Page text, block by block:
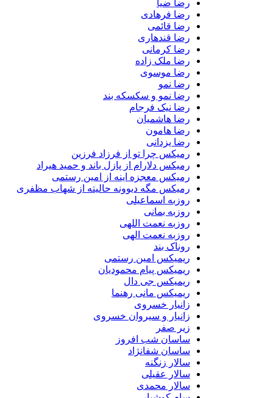
رضا ضیا
رضا فرهادی
رضا قائمی
رضا قندهاری
رضا کرمانی
رضا ملک زاده
رضا موسوی
رضا نمو
رضا نمو و سکسکه بند
رضا نیک فرجام
رضا هاشمیان
رضا هامون
رضا یزدانی
رمیکس چرا تو از فرزاد فرزین
رمیکس دلارام از پازل باند و حمید هیراد
رمیکس معجزه اینه از امین رستمی
رمیکس مگه دیوونه حالیته از شهاب مظفری
روزبه اسماعیلی
روزبه بمانی
روزبه نعمت اللهی
روزبه نعمت الهی
روناک بند
ریمیکس امین رستمی
ریمیکس پیام محمودیان
ریمیکس جی دال
ریمیکس مانی رهنما
زانیار خسروی
زانیار و سیروان خسروی
زیر صفر
ساسان شب افروز
ساسان شفانژاد
سالار زنگنه
سالار عقیلی
سالار محمدی